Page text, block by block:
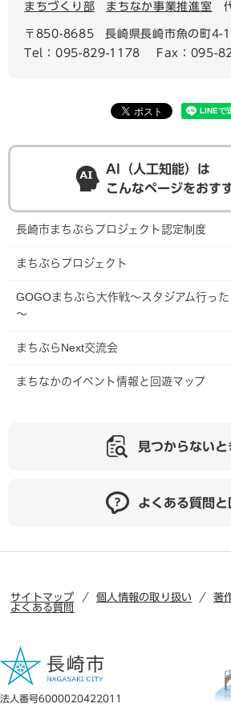
まちづくり部 まちなか事業推進室
〒850-8685
長崎県長崎市魚の町4-1
Tel：095-829-1178
Fax：095-
AI（人工知能）は
こんなページをおす
長崎市まちぶらプロジェクト認定制度
まちぶらプロジェクト
GOGOまちぶら大作戦～スタジアム行っ
～
まちぶらNext交流会
まちなかのイベント情報と回遊マップ
見つからないと
よくある質問と
サイトマップ 個人情報の取り扱い
著
よくある質問
法人番号6000020422011